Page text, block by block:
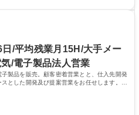
規に強化していく最注力事業です。
】成長分野の建機・産業機械向けバ
。働き方としても、有休も取得しや
を取得。保養所などの福利厚生も充
資格 学歴：大学院
：英語 資格：
日/平均残業月15H/大手メー
/電子製品法人営業
製品を販売。顧客密着営業とと、仕入先開発
とした開発及び提案営業をお任せします。※